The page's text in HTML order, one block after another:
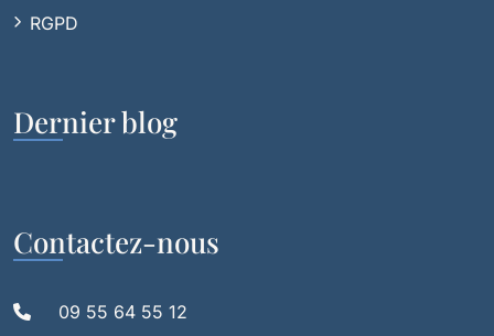
RGPD
Dernier blog
Contactez-nous
09 55 64 55 12